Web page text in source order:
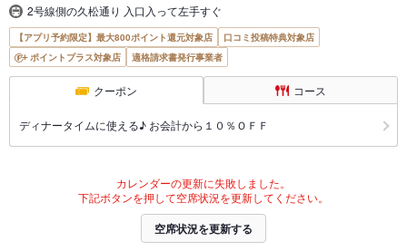
2号線側の久松通り 入口入って左手すぐ
【アプリ予約限定】最大800ポイント還元対象店
口コミ投稿特典対象店
ポイントプラス対象店
適格請求書発行事業者
クーポン コース
ディナータイムに使える♪ お会計から１０％ＯＦＦ
カレンダーの更新に失敗しました。
下記ボタンを押して空席状況を更新してください。
空席状況を更新する